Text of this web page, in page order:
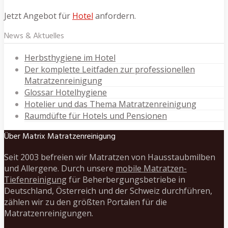
Jetzt Angebot für Hotel anfordern.
News & Aktuelles
Herbsthygiene im Hotel
Der komplette Leitfaden zur professionellen
Matratzenreinigung
Glossar Hotelhygiene
Hotelier und das Thema Matratzenreinigung
Raumdüfte für Hotels und Pensionen
Über Matrix Matratzenreinigung
Seit 2003 befreien wir Matratzen von Hausstaubmilben
und Allergene. Durch unsere mobile Matratzen-
Tiefenreinigungfür Beherbergungsbetriebe in
Deutschland, Österreich und der Schweiz durchführen,
zählen wir zu den größten Portalen für die
Matratzenreinigungen.